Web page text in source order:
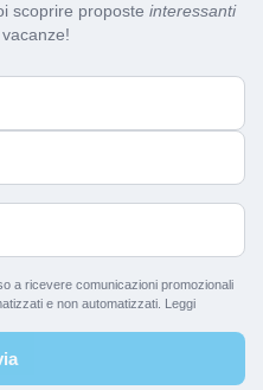
scoprire proposte interessanti
a ricevere comunicazioni promozionali
e non automatizzati. Leggi